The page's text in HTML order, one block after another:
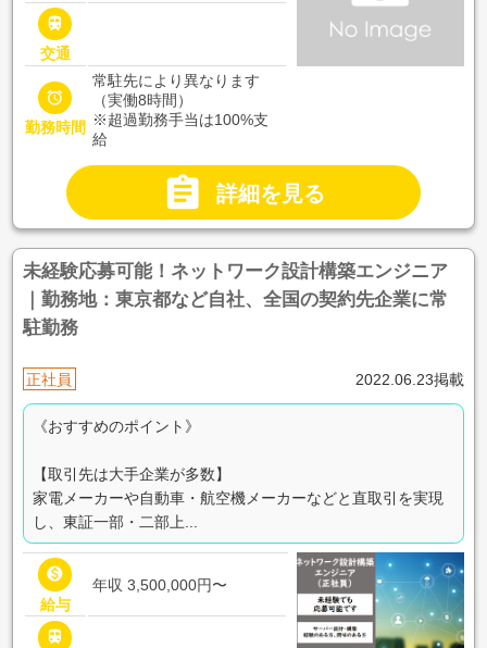

交通

勤務時間
常駐先により異なります
（実働8時間）
※超過勤務手当は100%支
給
 詳細を見る
未経験応募可能！ネットワーク設計構築エンジニア
｜勤務地：東京都など自社、全国の契約先企業に常
駐勤務
正社員 2022.06.23掲載
《おすすめのポイント》
【取引先は大手企業が多数】
家電メーカーや自動車・航空機メーカーなどと直取引を実現
し、東証一部・二部上...

給与
年収 3,500,000円〜
